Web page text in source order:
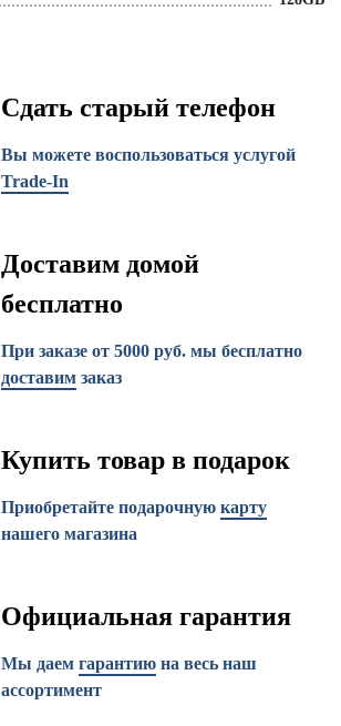
Сдать старый телефон
Вы можете воспользоваться услугой
Trade-In
Доставим домой
бесплатно
При заказе от 5000 руб. мы бесплатно
доставим заказ
Купить товар в подарок
Приобретайте подарочную карту
нашего магазина
Официальная гарантия
Мы даем гарантию на весь наш
ассортимент